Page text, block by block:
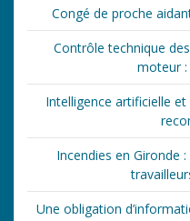
Congé de proche
Contrôle technique
moteur :
Intelligence artificielle et
Incendies en Gironde
Une obligation